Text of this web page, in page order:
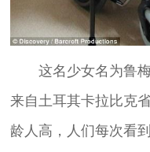
这名少女名为鲁梅
来自土耳其卡拉比克
龄人高，人们每次看